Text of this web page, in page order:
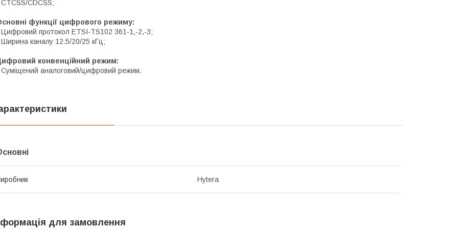
CDCSS;
функції цифрового режиму:
Цифровий протокол ETSI-TS102 361-1,-2,-3;
Ширина каналу 12.5/20/25 кГц;
конвенційний режим:
Суміщений аналоговий/цифровий режим.
Hytera
для замовлення